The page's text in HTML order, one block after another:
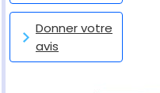
Donner votre
avis